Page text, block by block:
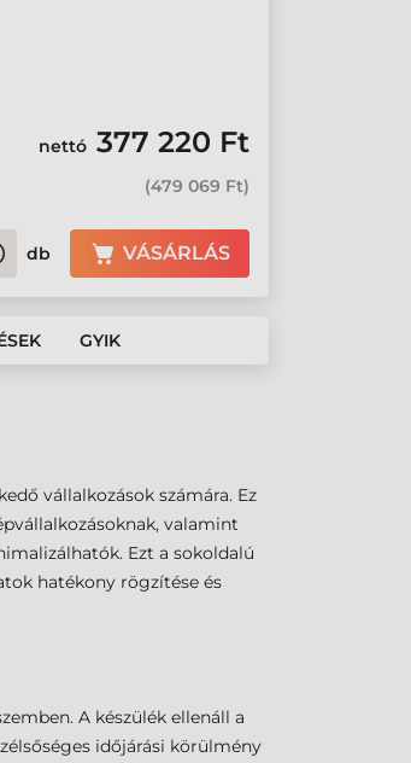
nettó 377 220 Ft
(479 069 Ft)
db VÁSÁRLÁS
GYIK
vállalkozások számára. Ez
valamint
Ezt a sokoldalú
hatékony rögzítése és
A készülék ellenáll a
időjárási körülmény